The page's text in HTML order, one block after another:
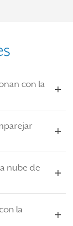
con la
nube de
la